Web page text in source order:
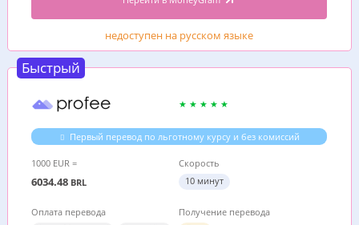
недоступен на русском языке
Быстрый
Первый перевод по льготному курсу и без комиссий
1000 EUR =
6034.48 BRL
Скорость
10 минут
Оплата перевода
Получение перевода